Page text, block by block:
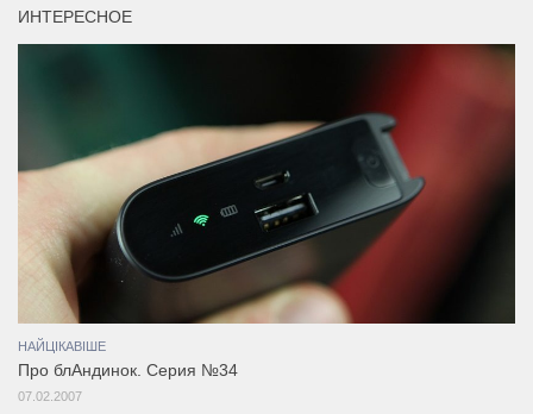
ИНТЕРЕСНОЕ
НАЙЦІКАВІШЕ
Про блАндинок. Серия №34
07.02.2007